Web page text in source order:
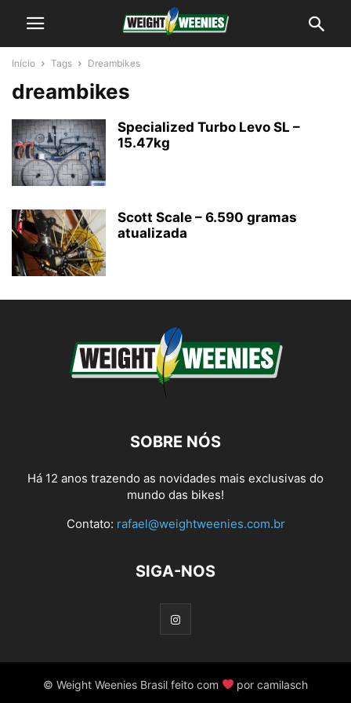
Início Tags Dreambikes
dreambikes
Specialized Turbo Levo SL –
15.47kg
Scott Scale – 6.590 gramas
atualizada
SOBRE NÓS
Há 12 anos trazendo as novidades mais exclusivas do
mundo das bikes!
Contato: rafael@weightweenies.com.br
SIGA-NOS
© Weight Weenies Brasil feito com por camilasch